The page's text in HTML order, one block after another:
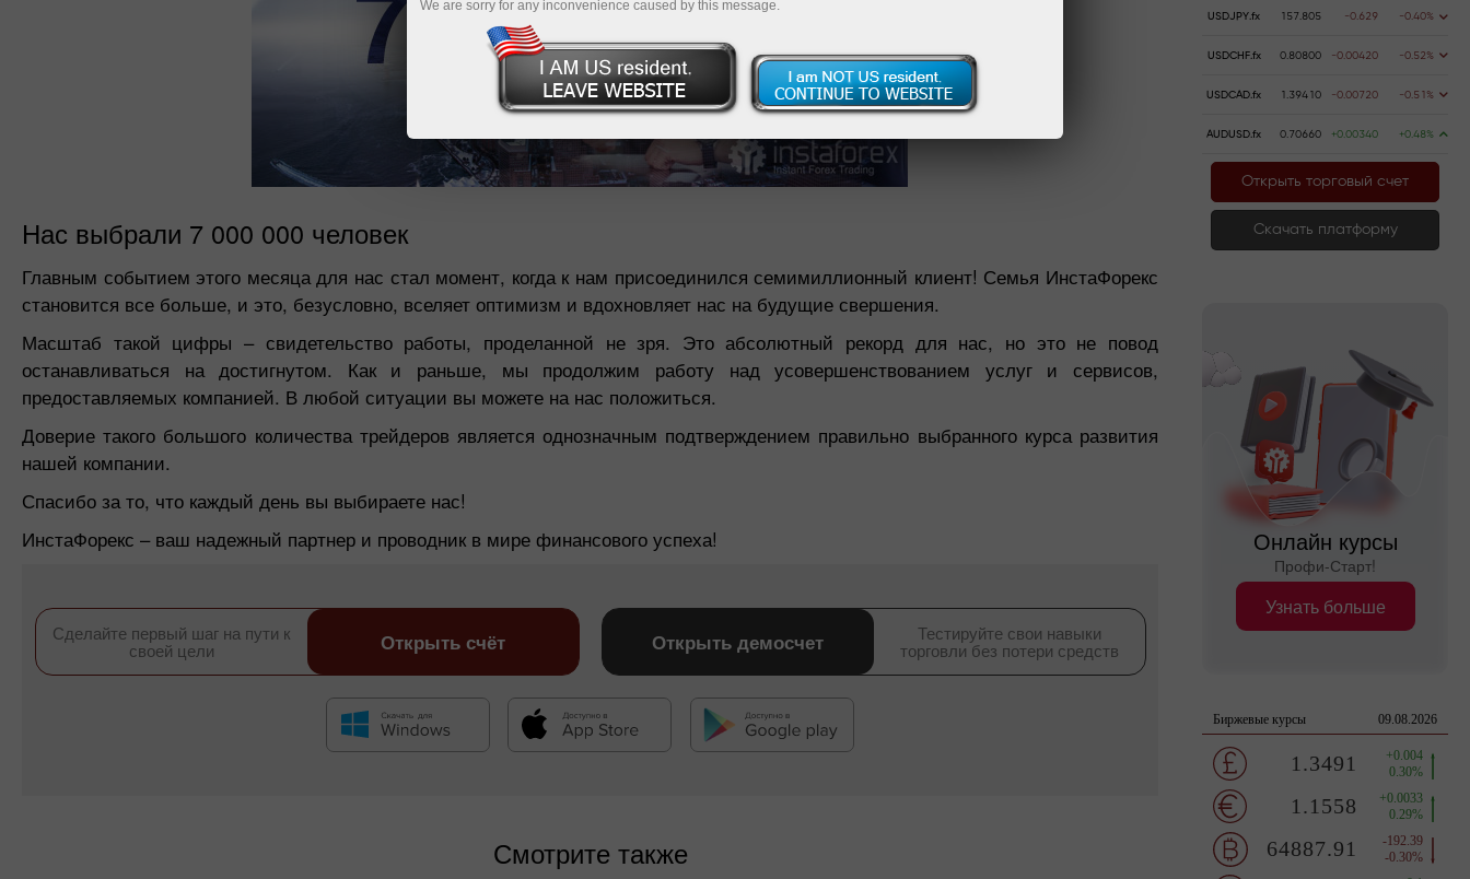
Нас выбрали 7 000 000 человек
Главным событием этого месяца для нас стал момент, когда к нам присоединился семимиллионный клиент! Семья ИнстаФорекс
становится все больше, и это, безусловно, вселяет оптимизм и вдохновляет нас на будущие свершения.
Масштаб такой цифры – свидетельство работы, проделанной не зря. Это абсолютный рекорд для нас, но это не повод
останавливаться на достигнутом. Как и раньше, мы продолжим работу над усовершенствованием услуг и сервисов,
предоставляемых компанией. В любой ситуации вы можете на нас положиться.
Доверие такого большого количества трейдеров является однозначным подтверждением правильно выбранного курса развития
нашей компании.
Спасибо за то, что каждый день вы выбираете нас!
ИнстаФорекс – ваш надежный партнер и проводник в мире финансового успеха!
Сделайте первый шаг на пути к
своей цели Открыть счёт Тестируйте свои навыки
торговли без потери средств
Открыть демосчет
Смотрите также
USDJPY.fx 157.805 -0.629 -0.40%
USDCHF.fx 0.80800 -0.00420 -0.52%
USDCAD.fx 1.39410 -0.00720 -0.51%
AUDUSD.fx 0.70660 +0.00340 +0.48%
Открыть торговый счет
Скачать платформу
Онлайн курсы
Профи-Старт!
Узнать больше
We are sorry for any inconvenience caused by this message.